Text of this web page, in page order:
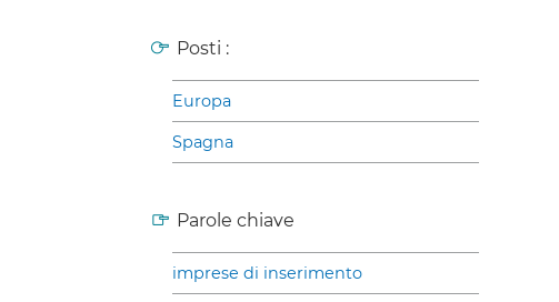
Posti :
Europa
Spagna
Parole chiave
imprese di inserimento